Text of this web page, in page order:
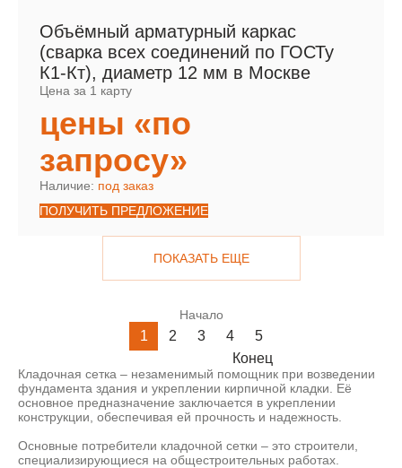
Объёмный арматурный каркас
(сварка всех соединений по ГОСТу
К1-Кт), диаметр 12 мм в Москве
Цена за 1 карту
цены «по
запросу»
Наличие: под заказ
ПОЛУЧИТЬ ПРЕДЛОЖЕНИЕ
ПОКАЗАТЬ ЕЩЕ
Начало
1 2 3 4
5
Конец
Кладочная сетка – незаменимый помощник при возведении
фундамента здания и укреплении кирпичной кладки. Её
основное предназначение заключается в укреплении
конструкции, обеспечивая ей прочность и надежность.
Основные потребители кладочной сетки – это строители,
специализирующиеся на общестроительных работах.